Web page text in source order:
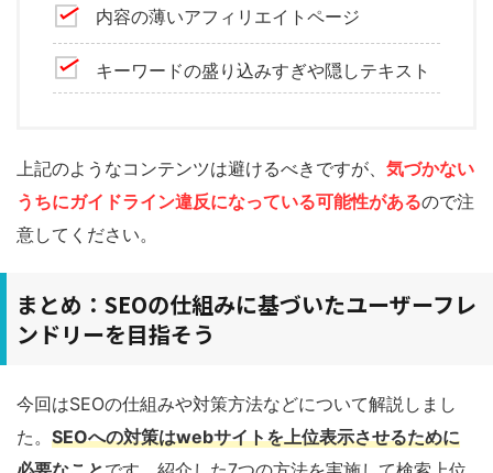
内容の薄いアフィリエイトページ
キーワードの盛り込みすぎや隠しテキスト
上記のようなコンテンツは避けるべきですが、 気づかない
うちにガイドライン違反になっている可能性があるので注
意してください。
まとめ：SEOの仕組みに基づいたユーザーフレ
ンドリーを目指そう
今回はSEOの仕組みや対策方法などについて解説しまし
た。 SEOへの対策はwebサイトを上位表示させるために